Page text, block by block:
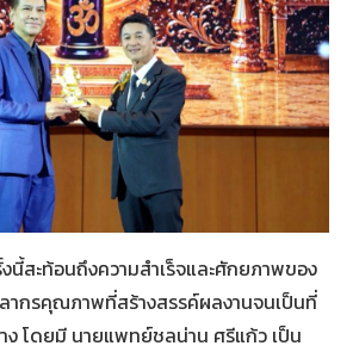
นี้สะท้อนถึงความสำเร็จและศักยภาพของ
ากรคุณภาพที่สร้างสรรค์ผลงานจนเป็นที่
ง โดยมี นายแพทย์ชลน่าน ศรีแก้ว เป็น